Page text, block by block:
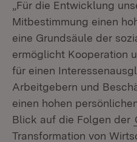
„Für die Entwicklung
Mitbestimmung einen
eine Grundsäule der
ermöglicht Kooperation
für einen
Arbeitgebern und
einen hohen
Blick auf die Folgen der
Transformation von